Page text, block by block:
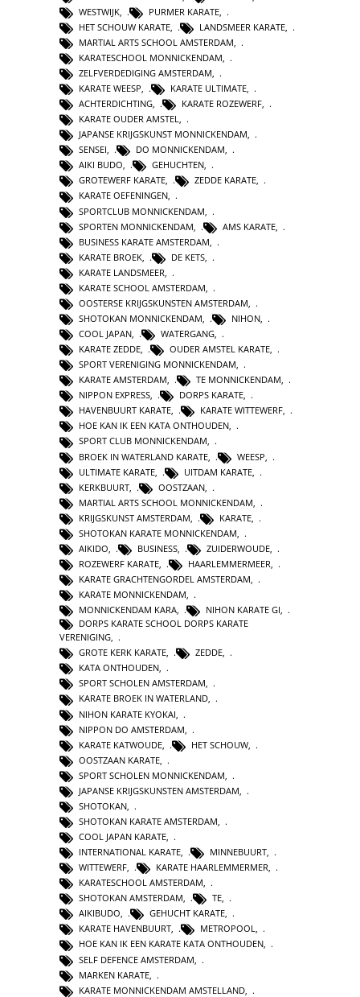
WESTWIJK
PURMER KARATE
HET SCHOUW KARATE
LANDSMEER KARATE
MARTIAL ARTS SCHOOL AMSTERDAM
KARATESCHOOL MONNICKENDAM
ZELFVERDEDIGING AMSTERDAM
KARATE WEESP, KARATE ULTIMATE,
ACHTERDICHTING, KARATE ROZEWERF,
KARATE OUDER AMSTEL,
JAPANSE KRIJGSKUNST MONNICKENDAM,
SENSEI, DO MONNICKENDAM,
AIKI BUDO, GEHUCHTEN,
GROTEWERF KARATE, ZEDDE KARATE,
KARATE OEFENINGEN,
SPORTCLUB MONNICKENDAM
SPORTEN MONNICKENDAM
AMS KARATE
BUSINESS KARATE AMSTERDAM
KARATE BROEK
DE KETS
KARATE LANDSMEER
KARATE SCHOOL AMSTERDAM
OOSTERSE KRIJGSKUNSTEN AMSTERDAM
SHOTOKAN MONNICKENDAM
NIHON
COOL JAPAN, WATERGANG,
KARATE ZEDDE, OUDER AMSTEL KARATE,
SPORT VERENIGING MONNICKENDAM,
KARATE AMSTERDAM, TE MONNICKENDAM,
NIPPON EXPRESS, DORPS KARATE,
HAVENBUURT KARATE, KARATE WITTEWERF,
HOE KAN IK EEN KATA ONTHOUDEN,
SPORT CLUB MONNICKENDAM,
BROEK IN WATERLAND KARATE
WEESP
ULTIMATE KARATE
UITDAM KARATE
KERKBUURT
OOSTZAAN
MARTIAL ARTS SCHOOL MONNICKENDAM
KRIJGSKUNST AMSTERDAM
KARATE
SHOTOKAN KARATE MONNICKENDAM
AIKIDO
BUSINESS ZUIDERWOUDE
ROZEWERF KARATE
HAARLEMMERMEER
KARATE GRACHTENGORDEL AMSTERDAM,
KARATE MONNICKENDAM,
MONNICKENDAM KARA, NIHON KARATE GI,
DORPS KARATE SCHOOL DORPS KARATE
VERENIGING,
GROTE KERK KARATE, ZEDDE,
KATA ONTHOUDEN,
SPORT SCHOLEN AMSTERDAM,
KARATE BROEK IN WATERLAND,
NIHON KARATE KYOKAI
NIPPON DO AMSTERDAM
KARATE KATWOUDE
HET SCHOUW
OOSTZAAN KARATE
SPORT SCHOLEN MONNICKENDAM
JAPANSE KRIJGSKUNSTEN AMSTERDAM
SHOTOKAN
SHOTOKAN KARATE AMSTERDAM
COOL JAPAN KARATE,
INTERNATIONAL KARATE, MINNEBUURT,
WITTEWERF, KARATE HAARLEMMERMER,
KARATESCHOOL AMSTERDAM,
SHOTOKAN AMSTERDAM, TE,
AIKIBUDO, GEHUCHT KARATE,
KARATE HAVENBUURT, METROPOOL,
HOE KAN IK EEN KARATE KATA ONTHOUDEN,
SELF DEFENCE AMSTERDAM
MARKEN KARATE
KARATE MONNICKENDAM AMSTELLAND